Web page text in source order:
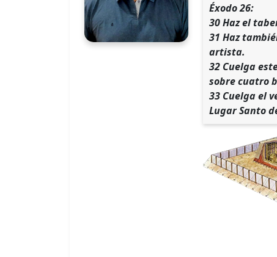
Éxodo 26:
30 Haz el
31 Haz
artista.
32 Cuelga
sobre cuatro
33 Cuelga el
Lugar Santo